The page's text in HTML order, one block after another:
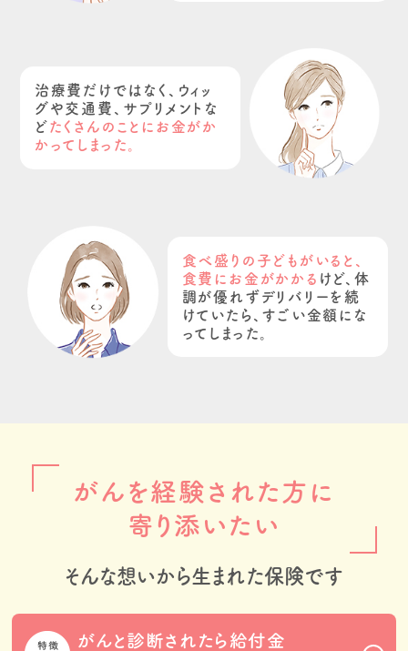
治療費だけではなく、ウィッ
グや交通費、サプリメントな
どたくさんのことにお金がか
かってしまった。
食べ盛りの子どもがいると、
食費にお金がかかる けど、体
調が優れずデリバリーを続
けていたら、すごい金額にな
ってしまった。
がんを経験された方に
寄り添いたい
そんな想いから生まれた保険です
がんと診断されたら給付金